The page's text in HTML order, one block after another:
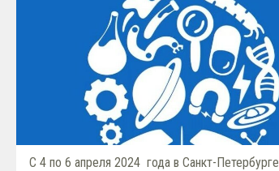
C 4 по 6 апреля 2024 года в Санкт-Петербурге